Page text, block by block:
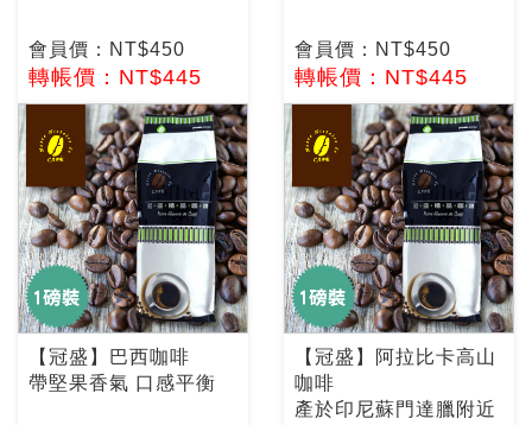
會員價：NT$450
轉帳價：NT$445
會員價：NT$450
轉帳價：NT$445
【冠盛】巴西咖啡
帶堅果香氣 口感平衡
【冠盛】阿拉比卡高山
咖啡
產於印尼蘇門達臘附近